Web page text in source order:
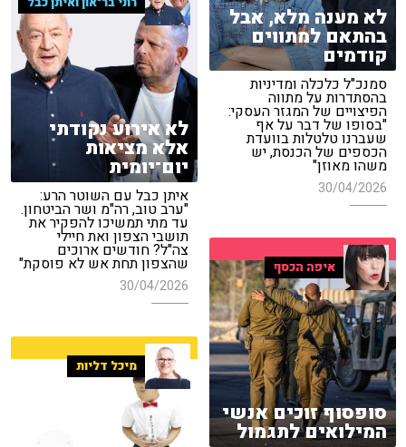
לא מענה מלא, אבל
בהתאם למתווים
קודמים
סמנכ"ל כלכלה ומדיניות
בהסתדרות על מתווה
הפיצויים של המגזר העסקי:
"בסופו של דבר על אף
שעברנו טלטלות בוועדת
הכספים של הכנסת, יש
משהו מאוזן"
30/04/2026
לא אירוע נקודתי
אלא מציאות
יום־יומית
איתן כבל עם השוטר הרע:
"ערב טוב, רה"מ ושר הביטחון.
עד מתי תמשיכו להפקיר את
תושבי הצפון ואת חיילי
צה"ל? חודשים ארוכים
שהצפון תחת אש לא פוסקת"
30/04/2026
איפה הכסף
סופסוף זוכים אנשי
המילואים לתגמול
מיכל דליות